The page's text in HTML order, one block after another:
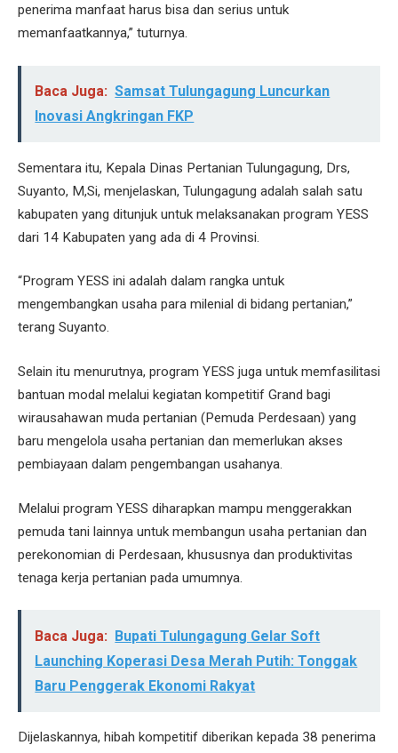
penerima manfaat harus bisa dan serius untuk
memanfaatkannya,” tuturnya.
Baca Juga: Samsat Tulungagung Luncurkan
Inovasi Angkringan FKP
Sementara itu, Kepala Dinas Pertanian Tulungagung, Drs,
Suyanto, M,Si, menjelaskan, Tulungagung adalah salah satu
kabupaten yang ditunjuk untuk melaksanakan program YESS
dari 14 Kabupaten yang ada di 4 Provinsi.
“Program YESS ini adalah dalam rangka untuk
mengembangkan usaha para milenial di bidang pertanian,”
terang Suyanto.
Selain itu menurutnya, program YESS juga untuk memfasilitasi
bantuan modal melalui kegiatan kompetitif Grand bagi
wirausahawan muda pertanian (Pemuda Perdesaan) yang
baru mengelola usaha pertanian dan memerlukan akses
pembiayaan dalam pengembangan usahanya.
Melalui program YESS diharapkan mampu menggerakkan
pemuda tani lainnya untuk membangun usaha pertanian dan
perekonomian di Perdesaan, khususnya dan produktivitas
tenaga kerja pertanian pada umumnya.
Baca Juga: Bupati Tulungagung Gelar Soft
Launching Koperasi Desa Merah Putih: Tonggak
Baru Penggerak Ekonomi Rakyat
Dijelaskannya, hibah kompetitif diberikan kepada 38 penerima